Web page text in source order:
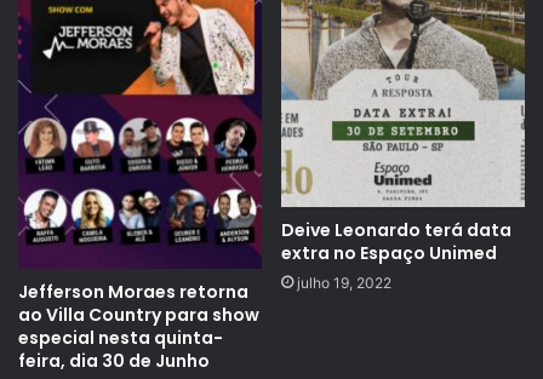
Jefferson Moraes retorna
ao Villa Country para show
especial nesta quinta-
feira, dia 30 de Junho
Deive Leonardo terá data
extra no Espaço Unimed
julho 19, 2022